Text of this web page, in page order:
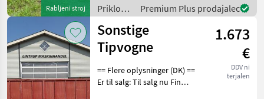
Rabljeni stroj
for more images Specifica
Priklopniki
/
Sonstige
Premium Plus prodajalec
Sonstige
Tipvogne
1.673
€
DDV ni
terjalen
== Flere oplysninger (DK) ==
Er til salg: Til salg nu Fin